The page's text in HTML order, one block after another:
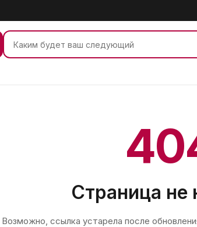
Страница не
Возможно, ссылка устарела после